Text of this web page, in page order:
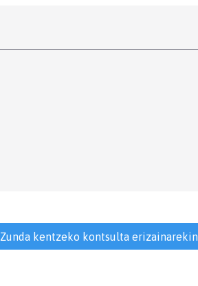
Zunda kentzeko kontsulta erizainarekin